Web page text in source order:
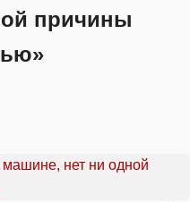
причины